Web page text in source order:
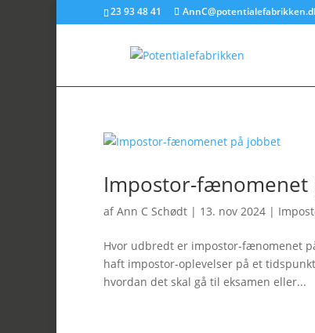
23 93 48 41
Impostor-fænomenet
afAnn C Schødt | 13. nov 2024 |
Hvor udbredt er impostor-fænomenet
haft impostor-oplevelser på et
hvordan det skal gå til eksamen eller...